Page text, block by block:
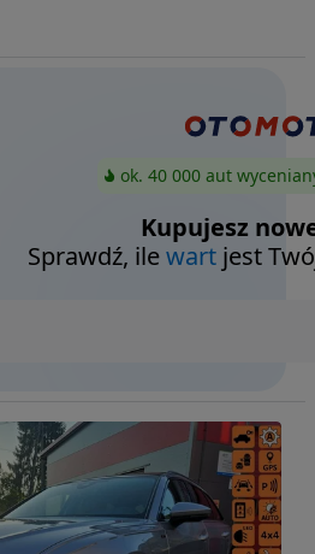
ok. 40 000 aut
Kupujesz
Sprawdź, ilewart jest